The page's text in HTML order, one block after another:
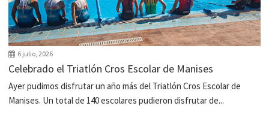
6 julio, 2026
Celebrado el Triatlón Cros Escolar de Manises
Ayer pudimos disfrutar un año más del Triatlón Cros Escolar de
Manises. Un total de 140 escolares pudieron disfrutar de...